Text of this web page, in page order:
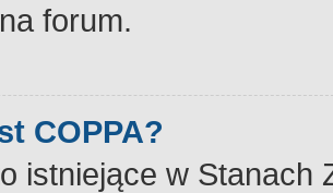
forum.
COPPA?
istniejące w Stanach